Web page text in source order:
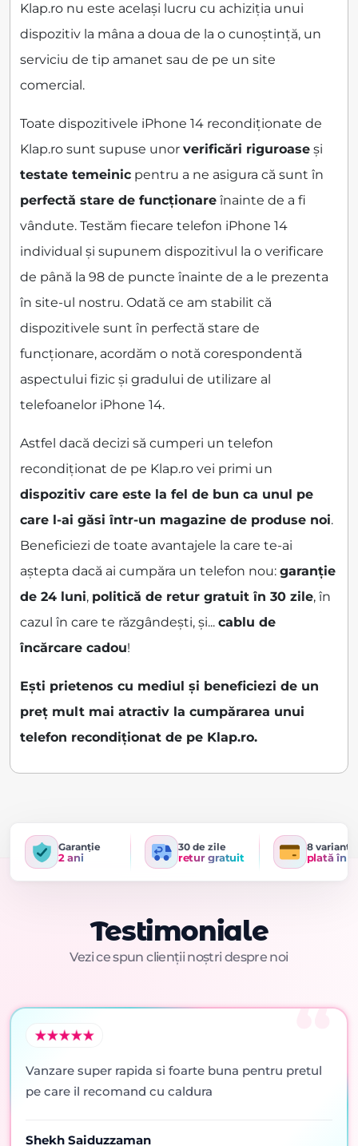
Klap.ro nu este același lucru cu achiziția unui
dispozitiv la mâna a doua de la o cunoștință, un
serviciu de tip amanet sau de pe un site
comercial.
Toate dispozitivele iPhone 14 recondiționate de
Klap.ro sunt supuse unor verificări riguroase și
testate temeinic pentru a ne asigura că sunt în
perfectă stare de funcționare înainte de a fi
vândute. Testăm fiecare telefon iPhone 14
individual și supunem dispozitivul la o verificare
de până la 98 de puncte înainte de a le prezenta
în site-ul nostru. Odată ce am stabilit că
dispozitivele sunt în perfectă stare de
funcționare, acordăm o notă corespondentă
aspectului fizic și gradului de utilizare al
telefoanelor iPhone 14.
Astfel dacă decizi să cumperi un telefon
recondiționat de pe Klap.ro vei primi un
dispozitiv care este la fel de bun ca unul pe
care l-ai găsi într-un magazine de produse noi.
Beneficiezi de toate avantajele la care te-ai
aștepta dacă ai cumpăra un telefon nou: garanție
de 24 luni, politică de retur gratuit în 30 zile, în
cazul în care te răzgândești, și... cablu de
încărcare cadou!
Ești prietenos cu mediul și beneficiezi de un
preț mult mai atractiv la cumpărarea unui
telefon recondiționat de pe Klap.ro.
Garanție
2 ani
30 de zile
retur gratuit
8 variante
plată în
Testimoniale
Vezi ce spun clienții noștri despre noi
Vanzare super rapida si foarte buna pentru pretul
pe care il recomand cu caldura
Shekh Saiduzzaman